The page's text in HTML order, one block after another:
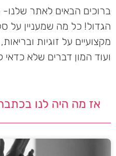
ברוכים הבאים לאתר שלנו-
הגדול! כל מה שמעניין על
מקצועיים על זוגיות
ועוד המון דברים שלא
אז מה היה לנו